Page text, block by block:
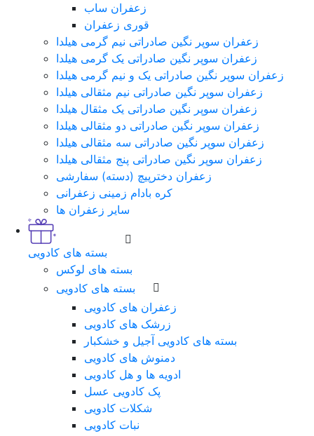
زعفران ساب
قوری زعفران
زعفران سوپر نگین صادراتی نیم گرمی هیلدا
زعفران سوپر نگین صادراتی یک گرمی هیلدا
زعفران سوپر نگین صادراتی یک و نیم گرمی هیلدا
زعفران سوپر نگین صادراتی نیم مثقالی هیلدا
زعفران سوپر نگین صادراتی یک مثقال هیلدا
زعفران سوپر نگین صادراتی دو مثقالی هیلدا
زعفران سوپر نگین صادراتی سه مثقالی هیلدا
زعفران سوپر نگین صادراتی پنج مثقالی هیلدا
زعفران دخترپیچ (دسته) سفارشی
کره بادام زمینی زعفرانی
سایر زعفران ها
بسته های کادویی
بسته های لوکس
بسته های کادویی
زعفران های کادویی
زرشک های کادویی
بسته های کادویی آجیل و خشکبار
دمنوش های کادویی
ادویه ها و هل کادویی
پک کادویی عسل
شکلات کادویی
نبات کادویی